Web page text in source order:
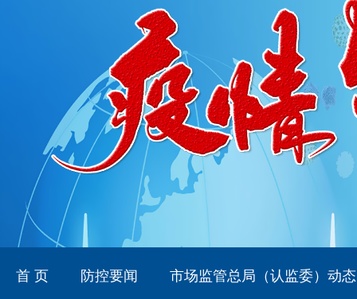
首 页 防控要闻 市场监管总局（认监委）动态